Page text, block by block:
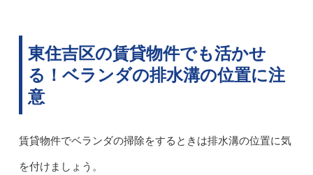
東住吉区の賃貸物件でも活かせ
る！ベランダの排水溝の位置に注
意
賃貸物件でベランダの掃除をするときは排水溝の位置に気
を付けましょう。